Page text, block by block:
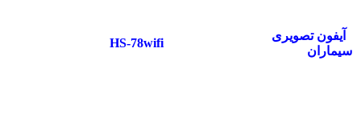
آیفون تصویری
سیماران